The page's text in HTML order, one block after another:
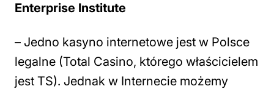
Enterprise Institute
– Jedno kasyno internetowe jest w Polsce
legalne (Total Casino, którego właścicielem
jest TS). Jednak w Internecie możemy